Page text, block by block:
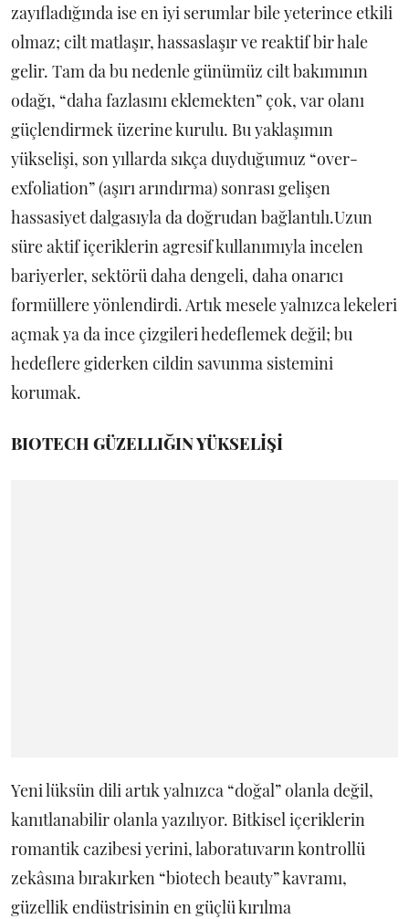
zayıfladığında ise en iyi serumlar bile yeterince etkili
olmaz; cilt matlaşır, hassaslaşır ve reaktif bir hale
gelir. Tam da bu nedenle günümüz cilt bakımının
odağı, “daha fazlasını eklemekten” çok, var olanı
güçlendirmek üzerine kurulu. Bu yaklaşımın
yükselişi, son yıllarda sıkça duyduğumuz “over-
exfoliation” (aşırı arındırma) sonrası gelişen
hassasiyet dalgasıyla da doğrudan bağlantılı.Uzun
süre aktif içeriklerin agresif kullanımıyla incelen
bariyerler, sektörü daha dengeli, daha onarıcı
formüllere yönlendirdi. Artık mesele yalnızca lekeleri
açmak ya da ince çizgileri hedeflemek değil; bu
hedeflere giderken cildin savunma sistemini
korumak.
BIOTECH GÜZELLIĞIN YÜKSELİŞİ
Yeni lüksün dili artık yalnızca “doğal” olanla değil,
kanıtlanabilir olanla yazılıyor. Bitkisel içeriklerin
romantik cazibesi yerini, laboratuvarın kontrollü
zekâsına bırakırken “biotech beauty” kavramı,
güzellik endüstrisinin en güçlü kırılma